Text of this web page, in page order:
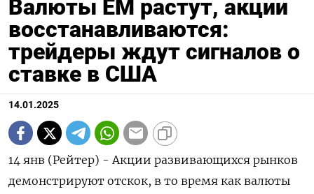
Валюты ЕМ растут, акции
восстанавливаются:
трейдеры ждут сигналов о
ставке в США
14.01.2025
14 янв (Рейтер) - Акции развивающихся рынков
демонстрируют отскок, в то время как валюты